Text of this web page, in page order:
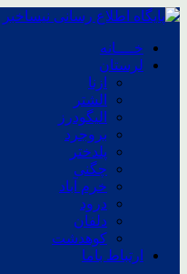
خــــانه
لرستان
ازنا
الشتر
الیگودرز
بروجرد
پلدختر
چگنی
خرم آباد
درود
دلفان
کوهدشت
ارتباط باما